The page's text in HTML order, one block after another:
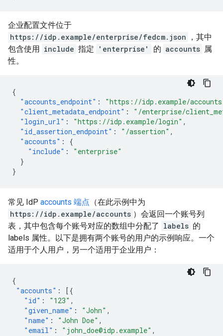
企业配置文件位于
https://idp.example/enterprise/fedcm.json
，其中
包含使用 include 指定 'enterprise' 的 accounts 属
性。
{
"accounts_endpoint" :
"https://idp.example/
"client_metadata_endpoint" :
"/enterprise/
"login_url" : "https://idp.example/login" ,
"id_assertion_endpoint" : "/assertion" ,
"accounts" :
{
"include" :
"enterprise"
}
}
常见 IdP accounts 端点 （在此示例中为
https://idp.example/accounts ）会返回一个账号列
表，其中包含每个账号对应的数组中分配了 labels 的
labels 属性。以下是拥有两个账号的用户的示例响应。一个
适用于个人用户，另一个适用于企业用户：
{
"accounts" :
[{
"id" : "123" ,
"given_name" : "John" ,
"name" : "John Doe" ,
"email" : "john_doe@idp.example" ,